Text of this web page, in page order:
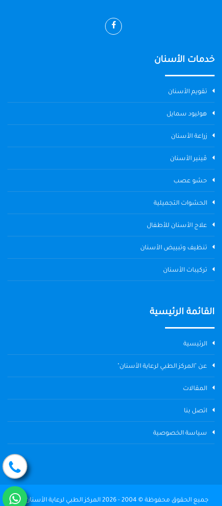
خدمات الأسنان
تقويم الأسنان
هوليود سمايل
زراعة الأسنان
ڤينير الأسنان
حشو عصب
الحشوات التجميلية
علاج الأسنان للأطفال
تنظيف وتبييض الأسنان
تركيبات الأسنان
القائمة الرئيسية
الرئيسية
عن "المركز الطبي لرعاية الأسنان"
المقالات
اتصل بنا
سياسة الخصوصية
جميع الحقوق محفوظة © 2004 - 2026 المركز الطبي لرعاية الأسنان The